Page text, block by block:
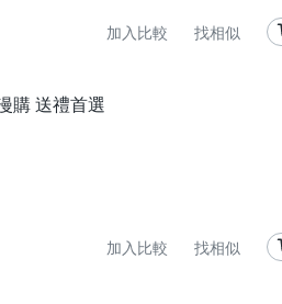
加入比較 找相似
購 送禮首選
加入比較 找相似